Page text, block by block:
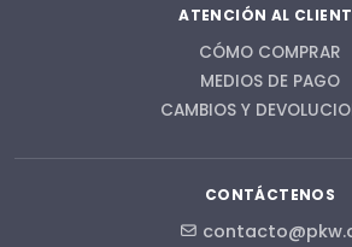
ATENCIÓN AL
CÓMO COMPRAR
MEDIOS DE PAGO
CAMBIOS Y
CONTÁCTENOS